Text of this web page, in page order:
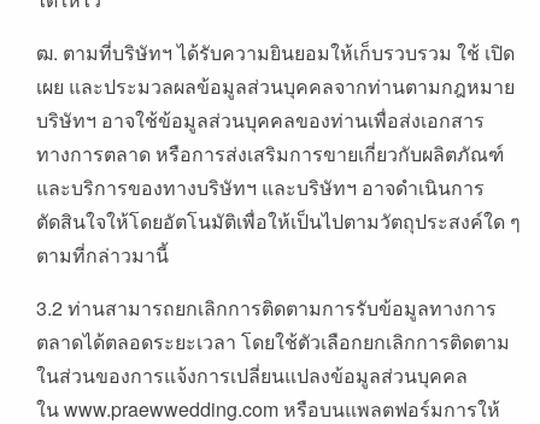
ฒ. ตามที่บริษัทฯ ได้รับความยินยอมให้เก็บรวบรวม ใช้ เปิด
เผย และประมวลผลข้อมูลส่วนบุคคลจากท่านตามกฎหมาย
บริษัทฯ อาจใช้ข้อมูลส่วนบุคคลของท่านเพื่อส่งเอกสาร
ทางการตลาด หรือการส่งเสริมการขายเกี่ยวกับผลิตภัณฑ์
และบริการของทางบริษัทฯ และบริษัทฯ อาจดำเนินการ
ตัดสินใจให้โดยอัตโนมัติเพื่อให้เป็นไปตามวัตถุประสงค์ใด ๆ
ตามที่กล่าวมานี้
3.2 ท่านสามารถยกเลิกการติดตามการรับข้อมูลทางการ
ตลาดได้ตลอดระยะเวลา โดยใช้ตัวเลือกยกเลิกการติดตาม
ในส่วนของการแจ้งการเปลี่ยนแปลงข้อมูลส่วนบุคคล
ใน www.praewwedding.com หรือบนแพลตฟอร์มการให้